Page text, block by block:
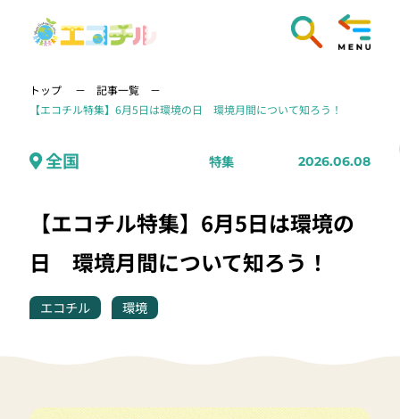
トップ
記事一覧
【エコチル特集】6月5日は環境の日 環境月間について知ろう！
全国 特集 2026.06.08
【エコチル特集】6月5日は環境の
日 環境月間について知ろう！
エコチル 環境